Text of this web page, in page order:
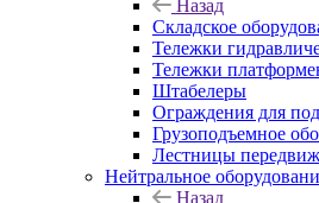
Назад
Складское
Тележки
Тележки
Штабелеры
Ограждения для
Грузоподъемное
Лестницы
Нейтральное
Назад